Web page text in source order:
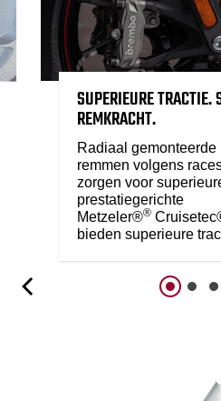
SUPERIEURE TRACTIE.
REMKRACHT.
Radiaal
remmen volgens
zorgen voor
prestatiegerichte
Metzeler®®
bieden superieure